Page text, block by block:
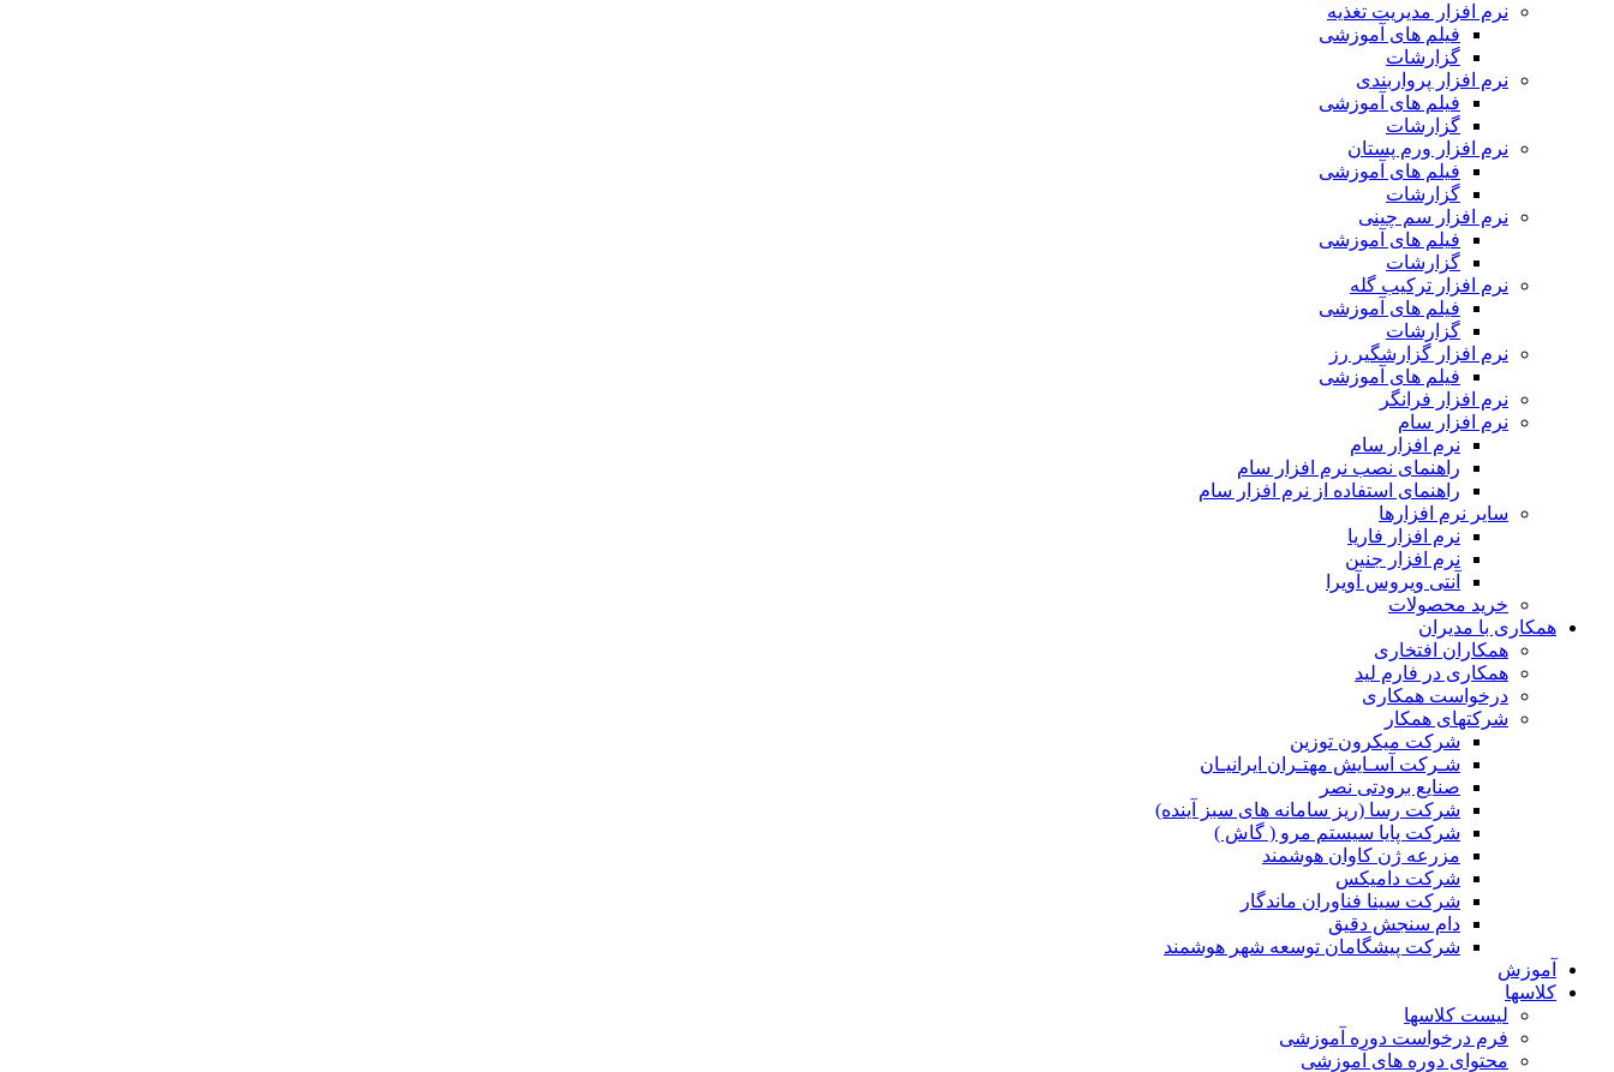
نرم افزار مدیریت تغذیه
فیلم های آموزشی
گزارشات
نرم افزار پرواربندی
فیلم های آموزشی
گزارشات
نرم افزار ورم پستان
فیلم های آموزشی
گزارشات
نرم افزار سم چینی
فیلم های آموزشی
گزارشات
نرم افزار ترکیب گله
فیلم های آموزشی
گزارشات
نرم افزار گزارشگیر رز
فیلم های آموزشی
نرم افزار فرانگر
نرم افزار سام
نرم افزار سام
راهنمای نصب نرم افزار سام
راهنمای استفاده از نرم افزار سام
سایر نرم افزارها
نرم افزار فاریا
نرم افزار جنین
آنتی ویروس آویرا
خرید محصولات
همکاری با مدیران
همکاران افتخاری
همکاری در فارم لید
درخواست همکاری
شرکتهای همکار
شرکت میکرون توزین
شـرکت آسـایش مهتـران ایرانیـان
صنایع برودتی نصر
شرکت رسا (ریز سامانه های سبز آینده)
شرکت پایا سیستم مرو ( گاش )
مزرعه ژن کاوان هوشمند
شرکت دامیکس
شرکت سینا فناوران ماندگار
دام سنجش دقیق
شرکت پیشگامان توسعه شهر هوشمند
آموزش
کلاسها
لیست کلاسها
فرم درخواست دوره آموزشی
محتوای دوره های آموزشی